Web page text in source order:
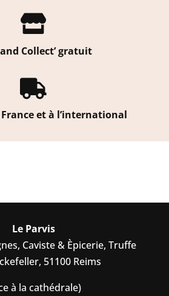

Collect’ gratuit

et à l’international
Le Parvis
Caviste & Èpicerie, Truffe
51100 Reims
à la cathédrale)